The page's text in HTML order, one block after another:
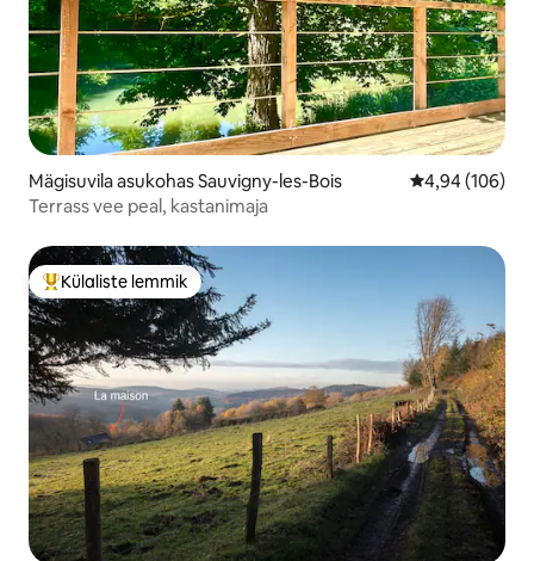
Mägisuvila asukohas Sauvigny-les-Bois Keskmine
4,94 (106)
Terrass vee peal, kastanimaja
Külaliste suur lemmik
Külaliste lemmik